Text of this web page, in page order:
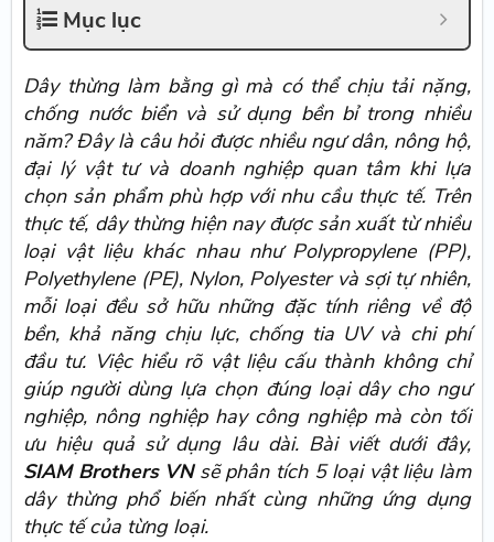
Mục lục
Dây thừng làm bằng gì mà có thể chịu tải nặng,
chống nước biển và sử dụng bền bỉ trong nhiều
năm? Đây là câu hỏi được nhiều ngư dân, nông hộ,
đại lý vật tư và doanh nghiệp quan tâm khi lựa
chọn sản phẩm phù hợp với nhu cầu thực tế. Trên
thực tế, dây thừng hiện nay được sản xuất từ nhiều
loại vật liệu khác nhau như Polypropylene (PP),
Polyethylene (PE), Nylon, Polyester và sợi tự nhiên,
mỗi loại đều sở hữu những đặc tính riêng về độ
bền, khả năng chịu lực, chống tia UV và chi phí
đầu tư. Việc hiểu rõ vật liệu cấu thành không chỉ
giúp người dùng lựa chọn đúng loại dây cho ngư
nghiệp, nông nghiệp hay công nghiệp mà còn tối
ưu hiệu quả sử dụng lâu dài. Bài viết dưới đây,
SIAM Brothers VNsẽ phân tích 5 loại vật liệu làm
dây thừng phổ biến nhất cùng những ứng dụng
thực tế của từng loại.